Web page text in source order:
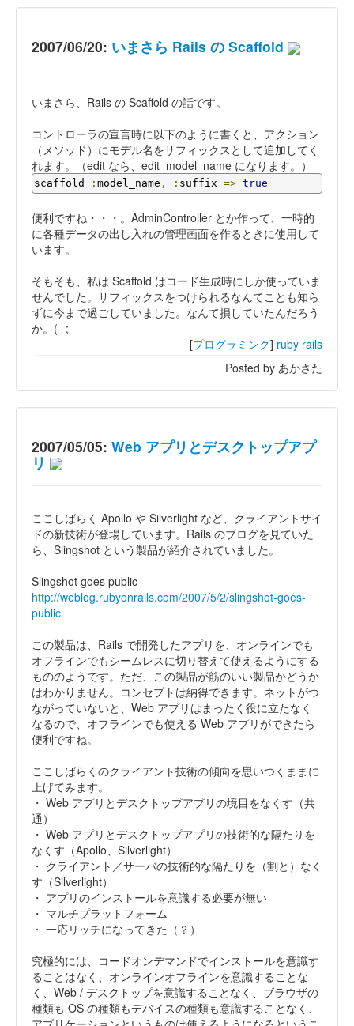
2007/06/20: いまさら Rails の Scaffold
いまさら、Rails の Scaffold の話です。
コントローラの宣言時に以下のように書くと、アクション
（メソッド）にモデル名をサフィックスとして追加してく
れます。（edit なら、edit_model_name になります。）
scaffold : model_name , : suffix => true
便利ですね・・・。AdminController とか作って、一時的
に各種データの出し入れの管理画面を作るときに使用して
います。
そもそも、私は Scaffold はコード生成時にしか使っていま
せんでした。サフィックスをつけられるなんてことも知ら
ずに今まで過ごしていました。なんて損していたんだろう
か。(--;
[プログラミング] ruby rails
Posted by あかさた
2007/05/05: Web アプリとデスクトップアプ
リ
ここしばらく Apollo や Silverlight など、クライアントサイ
ドの新技術が登場しています。Rails のブログを見ていた
ら、Slingshot という製品が紹介されていました。
Slingshot goes public
http://weblog.rubyonrails.com/2007/5/2/slingshot-goes-
public
この製品は、Rails で開発したアプリを、オンラインでも
オフラインでもシームレスに切り替えて使えるようにする
もののようです。ただ、この製品が筋のいい製品かどうか
はわかりません。コンセプトは納得できます。ネットがつ
ながっていないと、Web アプリはまったく役に立たなく
なるので、オフラインでも使える Web アプリができたら
便利ですね。
ここしばらくのクライアント技術の傾向を思いつくままに
上げてみます。
・ Web アプリとデスクトップアプリの境目をなくす（共
通）
・ Web アプリとデスクトップアプリの技術的な隔たりを
なくす（Apollo、Silverlight）
・ クライアント／サーバの技術的な隔たりを（割と）なく
す（Silverlight）
・ アプリのインストールを意識する必要が無い
・ マルチプラットフォーム
・ 一応リッチになってきた（？）
究極的には、コードオンデマンドでインストールを意識す
ることはなく、オンラインオフラインを意識することな
く、Web / デスクトップを意識することなく、ブラウザの
種類も OS の種類もデバイスの種類も意識することなく、